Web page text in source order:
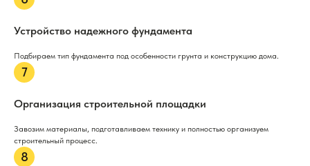
Устройство надежного фундамента
Подбираем тип фундамента под особенности грунта и конструкцию дома.
Организация строительной площадки
Завозим материалы, подготавливаем технику и полностью организуем
строительный процесс.